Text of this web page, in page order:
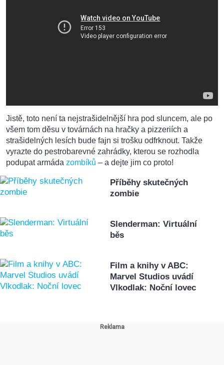
Jistě, toto není ta nejstrašidelnější hra pod sluncem, ale po
všem tom děsu v továrnách na hračky a pizzeriích a
strašidelných lesích bude fajn si trošku odfrknout. Takže
vyrazte do pestrobarevné zahrádky, kterou se rozhodla
podupat armáda zombíků – a dejte jim co proto!
Příběhy skutečných
zombie
Slenderman: Virtuální
běs
Film a knihy v ABC:
Marvel Studios uvádí
Vlkodlak: Noční lovec